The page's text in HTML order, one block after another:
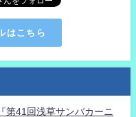
はこちら
第41回浅草サンバカーニ